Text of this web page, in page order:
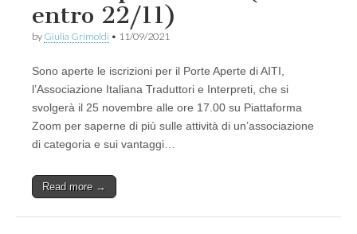
entro 22/11)
by Giulia Grimoldi • 11/09/2021
Sono aperte le iscrizioni per il Porte Aperte di AITI,
l’Associazione Italiana Traduttori e Interpreti, che si
svolgerà il 25 novembre alle ore 17.00 su Piattaforma
Zoom per saperne di più sulle attività di un’associazione
di categoria e sui vantaggi…
Read more →